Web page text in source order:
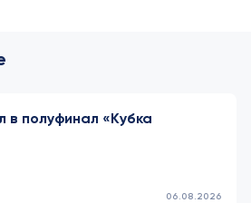
полуфинал «Кубка
06.08.2026